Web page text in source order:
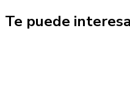
Te puede